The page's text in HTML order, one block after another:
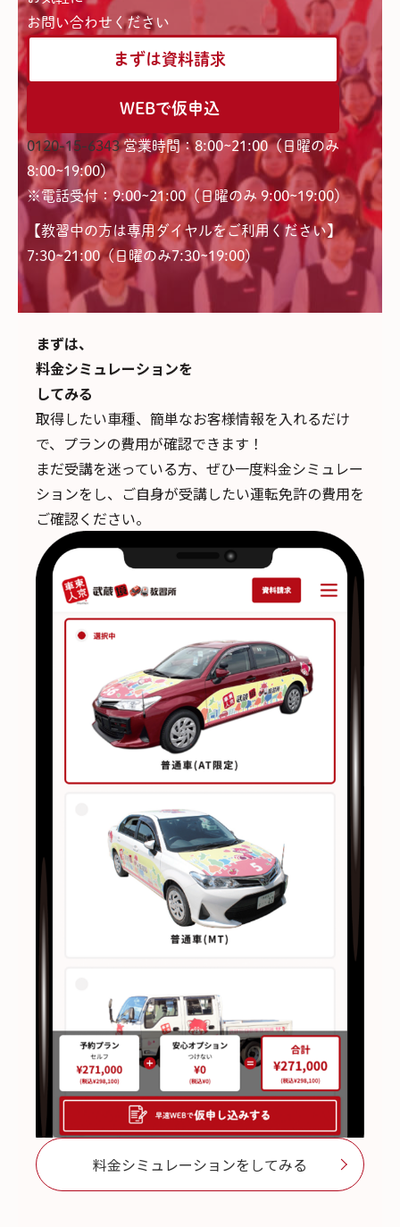
お問い合わせください
まずは資料請求
WEBで仮申込
0120-15-6343 営業時間：8:00~21:00（日曜のみ
8:00~19:00）
※電話受付：9:00~21:00（日曜のみ 9:00~19:00）
【教習中の方は専用ダイヤルをご利用ください】
7:30~21:00（日曜のみ7:30~19:00)
まずは、
料金シミュレーションを
してみる
取得したい車種、簡単なお客様情報を入れるだけ
で、 プランの費用が確認できます！
まだ受講を迷っている方、ぜひ一度料金シミュレー
ションをし、ご自身が受講したい運転免許の費用を
ご確認ください。
料金シミュレーションをしてみる